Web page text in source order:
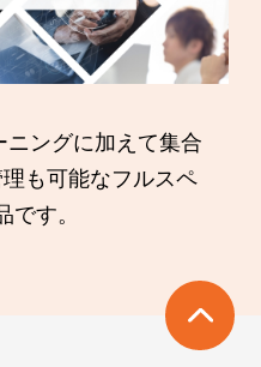
ングに加えて集合
も可能なフルスペ
です。